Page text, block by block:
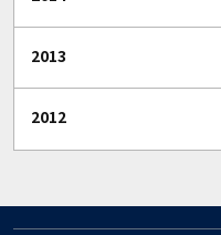
2013
2012